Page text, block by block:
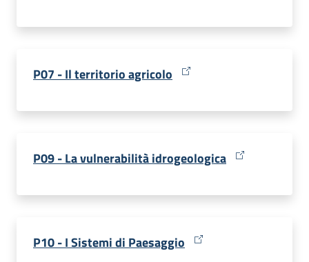
P07 - Il territorio agricolo
P09 - La vulnerabilità idrogeologica
P10 - I Sistemi di Paesaggio